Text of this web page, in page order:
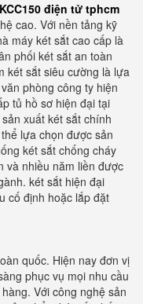
điện tử tphcm
cao. Với nền tảng kỹ
máy két sắt cao cấp là
phối két sắt an toàn
két sắt siêu cường là lựa
phòng công ty hiện
tủ hồ sơ hiện đại tại
xuất két sắt chính
lựa chọn được sản
két sắt chống cháy
và nhiều năm liền được
két sắt hiện đại
cố định hoặc lắp đặt
quốc. Hiện nay đơn vị
phục vụ mọi nhu cầu
Với công nghệ sản